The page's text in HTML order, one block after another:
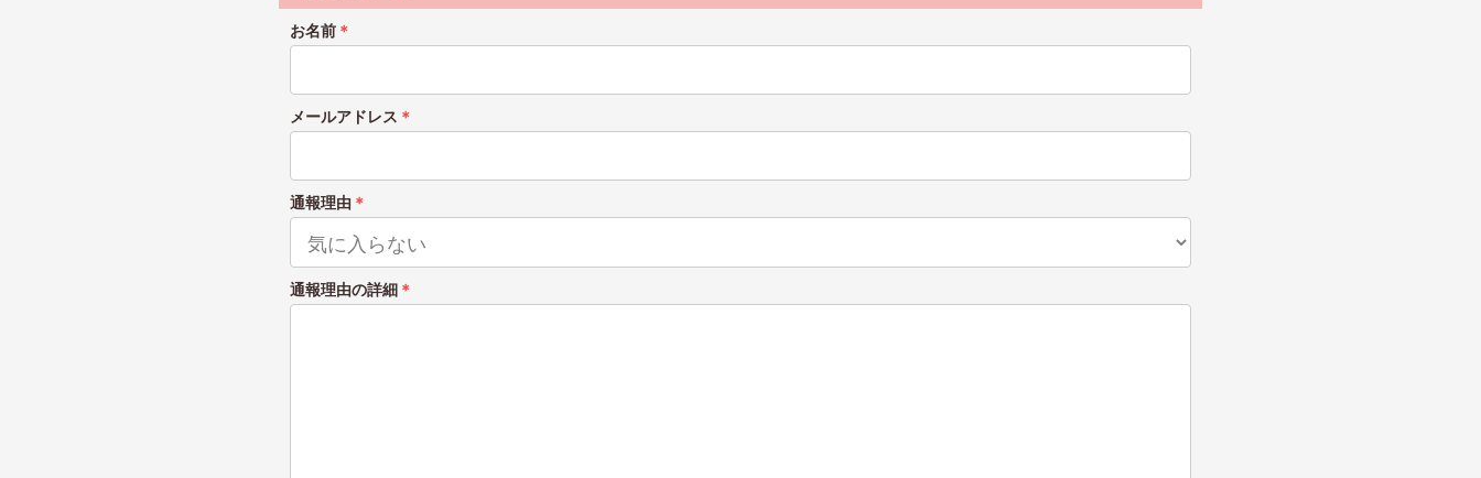
お名前 ＊
メールアドレス ＊
通報理由 ＊
通報理由の詳細 ＊